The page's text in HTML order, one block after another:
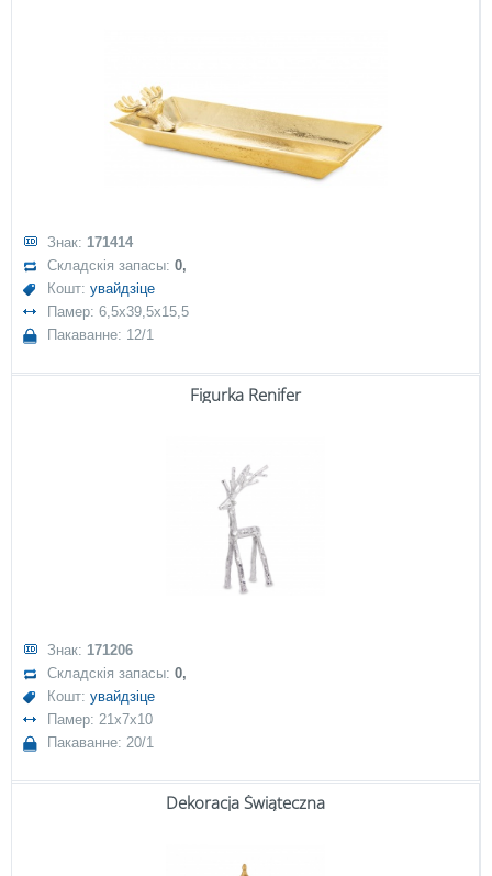
Знак: 171414
Складскія запасы:0,
Кошт:увайдзіце
Памер: 6,5x39,5x15,5
Пакаванне: 12/1
Figurka Renifer
Знак: 171206
Складскія запасы:0,
Кошт:увайдзіце
Памер: 21x7x10
Пакаванне: 20/1
Dekoracja Świąteczna